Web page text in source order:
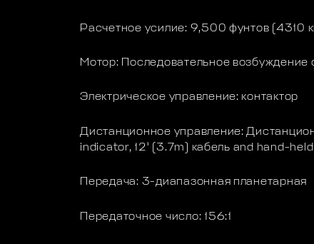
Расчетное усилие: 9,500 фунтов (4310
Мотор: Последовательное возбуждение
Электрическое управление: контактор
Дистанционное управление:
indicator, 12' (3.7m) кабель and hand-
Передача: 3-диапазонная планетарная
Передаточное число: 156:1